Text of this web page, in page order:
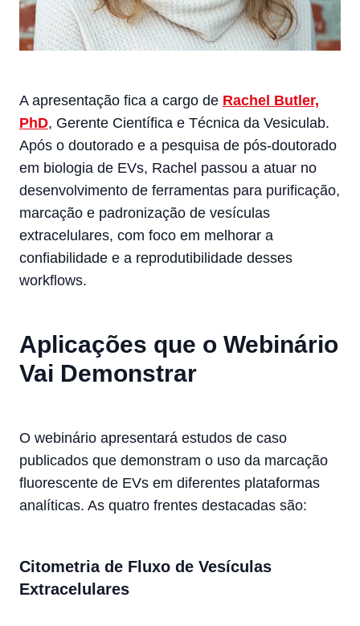
A apresentação fica a cargo de Rachel Butler,
PhD, Gerente Científica e Técnica da Vesiculab.
Após o doutorado e a pesquisa de pós-doutorado
em biologia de EVs, Rachel passou a atuar no
desenvolvimento de ferramentas para purificação,
marcação e padronização de vesículas
extracelulares, com foco em melhorar a
confiabilidade e a reprodutibilidade desses
workflows.
Aplicações que o Webinário
Vai Demonstrar
O webinário apresentará estudos de caso
publicados que demonstram o uso da marcação
fluorescente de EVs em diferentes plataformas
analíticas. As quatro frentes destacadas são:
Citometria de Fluxo de Vesículas
Extracelulares